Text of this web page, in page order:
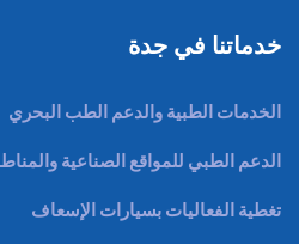
خدماتنا في جدة
الخدمات الطبية والدعم الطب البحري
الدعم الطبي للمواقع الصناعية
تغطية الفعاليات بسيارات الإسعاف